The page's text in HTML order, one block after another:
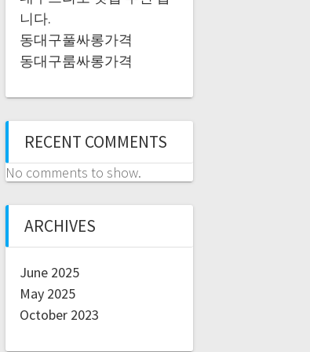
니다.
동대구풀싸롱가격
동대구룸싸롱가격
RECENT COMMENTS
No comments to show.
ARCHIVES
June 2025
May 2025
October 2023